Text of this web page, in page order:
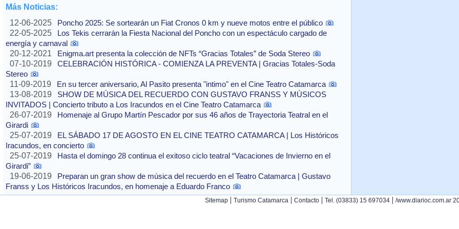
Más Noticias:
12-06-2025
Poncho 2025: Se sortearán un Fiat Cronos 0 km y nueve motos entre el público
22-05-2025
Los Tekis cerrarán la Fiesta Nacional del Poncho con un espectáculo cargado de
energía y carnaval
20-12-2021
Enigma.art presenta la colección de NFTs “Gracias Totales” de Soda Stereo
07-10-2019
CELEBRACIÓN HISTÓRICA - COMIENZA LA PREVENTA | Gracias Totales-Soda
Stereo
11-09-2019
En su tercer aniversario, Al Pasito presenta "intimo" en el Cine Teatro Catamarca
13-08-2019
SHOW DE MÚSICA DEL RECUERDO CON GUSTAVO FRANSS Y MÚSICOS
INVITADOS | Concierto tributo a Los Iracundos en el Cine Teatro Catamarca
26-07-2019
Homenaje al Grupo Martín Pescador por sus 46 años de Trayectoria Teatral en el
Girardi
25-07-2019
EL SÁBADO 17 DE AGOSTO EN EL CINE TEATRO CATAMARCA | Los Históricos
Iracundos, en concierto
25-07-2019
Hasta el domingo 28 continua el exitoso ciclo teatral “Vacaciones de Invierno en el
Girardi”
19-06-2019
Preparan un gran show de música del recuerdo en el Teatro Catamarca | Gustavo
Franss y Los Históricos Iracundos, en homenaje a Eduardo Franco
Sitemap | Turismo Catamarca | Contacto | Tel. (03833) 15 697034 | /www.diarioc.com.ar